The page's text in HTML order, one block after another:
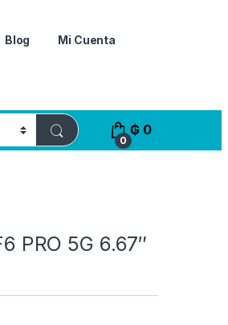
Blog Mi Cuenta
0
₲ 0
PRO 5G 6.67″